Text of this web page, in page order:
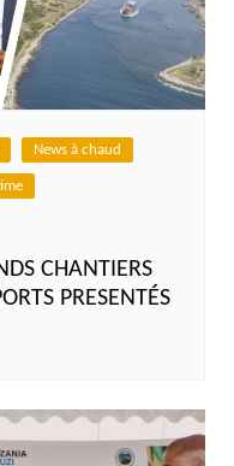
News à chaud
CHANTIERS
PRESENTÉS